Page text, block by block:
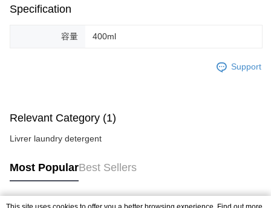
Specification
容量 400ml
Support
Relevant Category (1)
Livrer laundry detergent
Most PopularBest Sellers